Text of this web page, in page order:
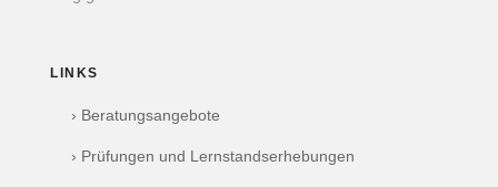
LINKS
› Beratungsangebote
› Prüfungen und Lernstandserhebungen